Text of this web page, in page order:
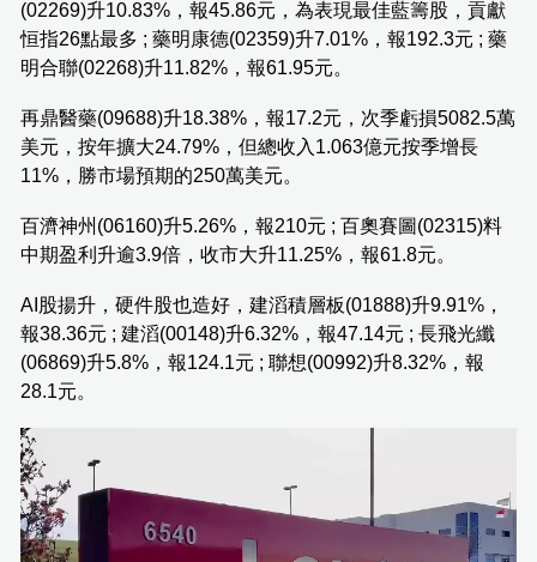
(02269)升10.83%，報45.86元，為表現最佳藍籌股，貢獻
恒指26點最多 ; 藥明康德(02359)升7.01%，報192.3元 ; 藥
明合聯(02268)升11.82%，報61.95元。
再鼎醫藥(09688)升18.38%，報17.2元，次季虧損5082.5萬
美元，按年擴大24.79%，但總收入1.063億元按季增長
11%，勝市場預期的250萬美元。
百濟神州(06160)升5.26%，報210元 ; 百奧賽圖(02315)料
中期盈利升逾3.9倍，收市大升11.25%，報61.8元。
AI股揚升，硬件股也造好，建滔積層板(01888)升9.91%，
報38.36元 ; 建滔(00148)升6.32%，報47.14元 ; 長飛光纖
(06869)升5.8%，報124.1元 ; 聯想(00992)升8.32%，報
28.1元。